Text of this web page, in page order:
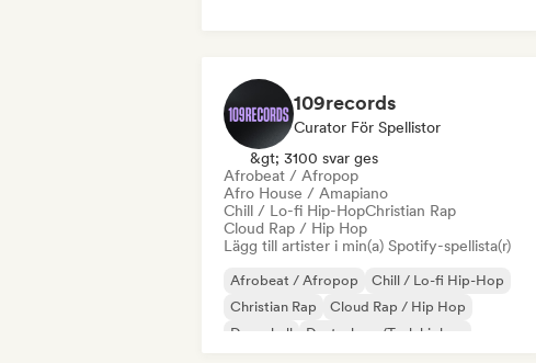
109records
Curator För Spellistor
&gt; 3100 svar ges
Afrobeat / Afropop
Afro House / Amapiano
Chill / Lo-fi Hip-HopChristian Rap
Cloud Rap / Hip Hop
Lägg till artister i min(a) Spotify-spellista(r)
Afrobeat / Afropop
Chill / Lo-fi Hip-Hop
Christian Rap
Cloud Rap / Hip Hop
Dancehall
Deutschrap/Tysk hiphop